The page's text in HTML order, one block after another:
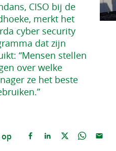
CISO bij de
merkt het
cyber security
dat zijn
“Mensen stellen
over welke
ze het beste
op